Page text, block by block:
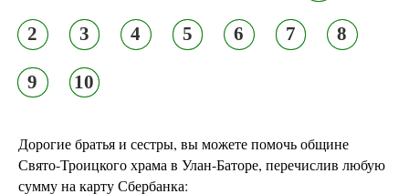
2 3 4 5 6 7 8
9 10
Дорогие братья и сестры, вы можете помочь общине
Свято-Троицкого храма в Улан-Баторе, перечислив любую
сумму на карту Сбербанка: